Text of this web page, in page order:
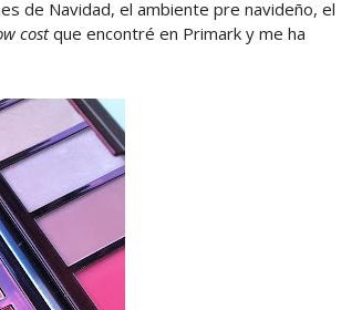
de Navidad, el ambiente pre navideño, el
costque encontré en Primark y me ha